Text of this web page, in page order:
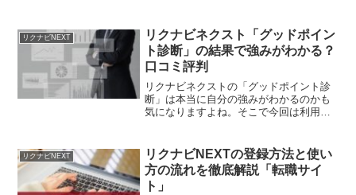
ね。そこで今回は、リクナビNEXTに登録
する前に知っておきたい注意点について
詳しく解説していきます。登録しようか
悩んでるという方も、ぜひお役立てくだ
さい。
リクナビNEXT
リクナビネクスト「グッドポイン
ト診断」の結果で強みがわかる？
口コミ評判
リクナビネクストの「グッドポイント診
断」は本当に自分の強みがわかるのかも
気になりますよね。そこで今回は利用方
てご紹介していきます。これからリクナ
ビNEXTを使って転職活動を始めてみよう
と検討されている方も、ぜひ最後までご
覧ください。
リクナビNEXT
リクナビNEXTの登録方法と使い
方の流れを徹底解説「転職サイ
ト」